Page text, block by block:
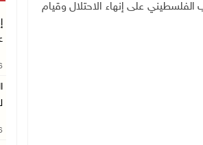
على إنهاء الاحتلال وقيام